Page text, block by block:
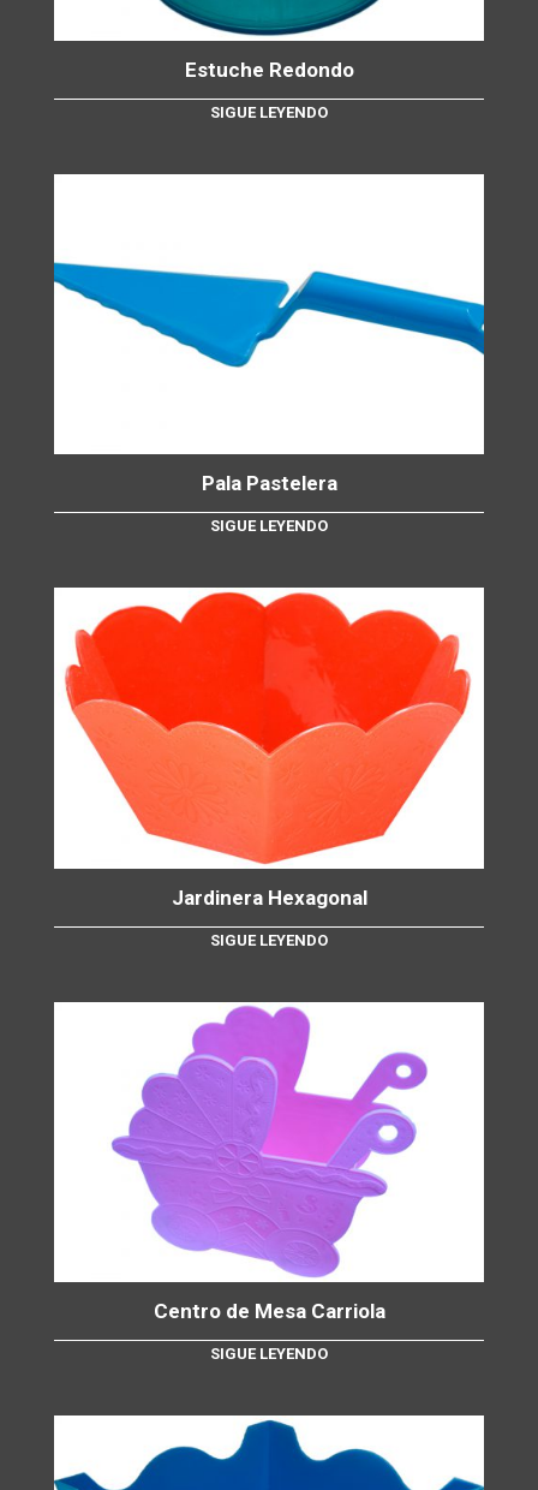
Estuche Redondo
SIGUE LEYENDO
Pala Pastelera
SIGUE LEYENDO
Jardinera Hexagonal
SIGUE LEYENDO
Centro de Mesa Carriola
SIGUE LEYENDO